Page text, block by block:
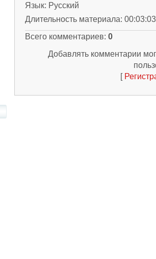
Язык: Русский
Длительность материала: 00:03:03
Всего комментариев: 0
Добавлять комментарии
[